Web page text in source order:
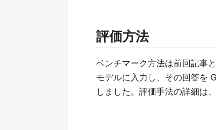
評価方法
ベンチマーク方法は前回記事
モデルに入力し、その回答を
しました。評価手法の詳細は